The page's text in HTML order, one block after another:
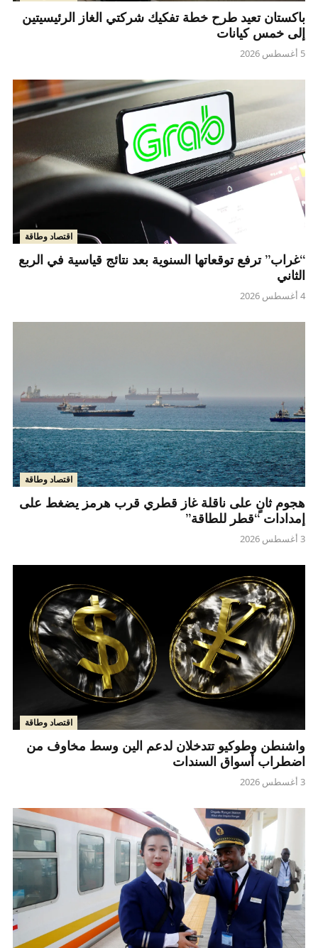
باكستان تعيد طرح خطة تفكيك شركتي الغاز الرئيسيتين
إلى خمس كيانات
5 أغسطس 2026
اقتصاد وطاقة
“غراب” ترفع توقعاتها السنوية بعد نتائج قياسية في الربع
الثاني
4 أغسطس 2026
اقتصاد وطاقة
هجوم ثانٍ على ناقلة غاز قطري قرب هرمز يضغط على
إمدادات “قطر للطاقة”
3 أغسطس 2026
اقتصاد وطاقة
واشنطن وطوكيو تتدخلان لدعم الين وسط مخاوف من
اضطراب أسواق السندات
3 أغسطس 2026